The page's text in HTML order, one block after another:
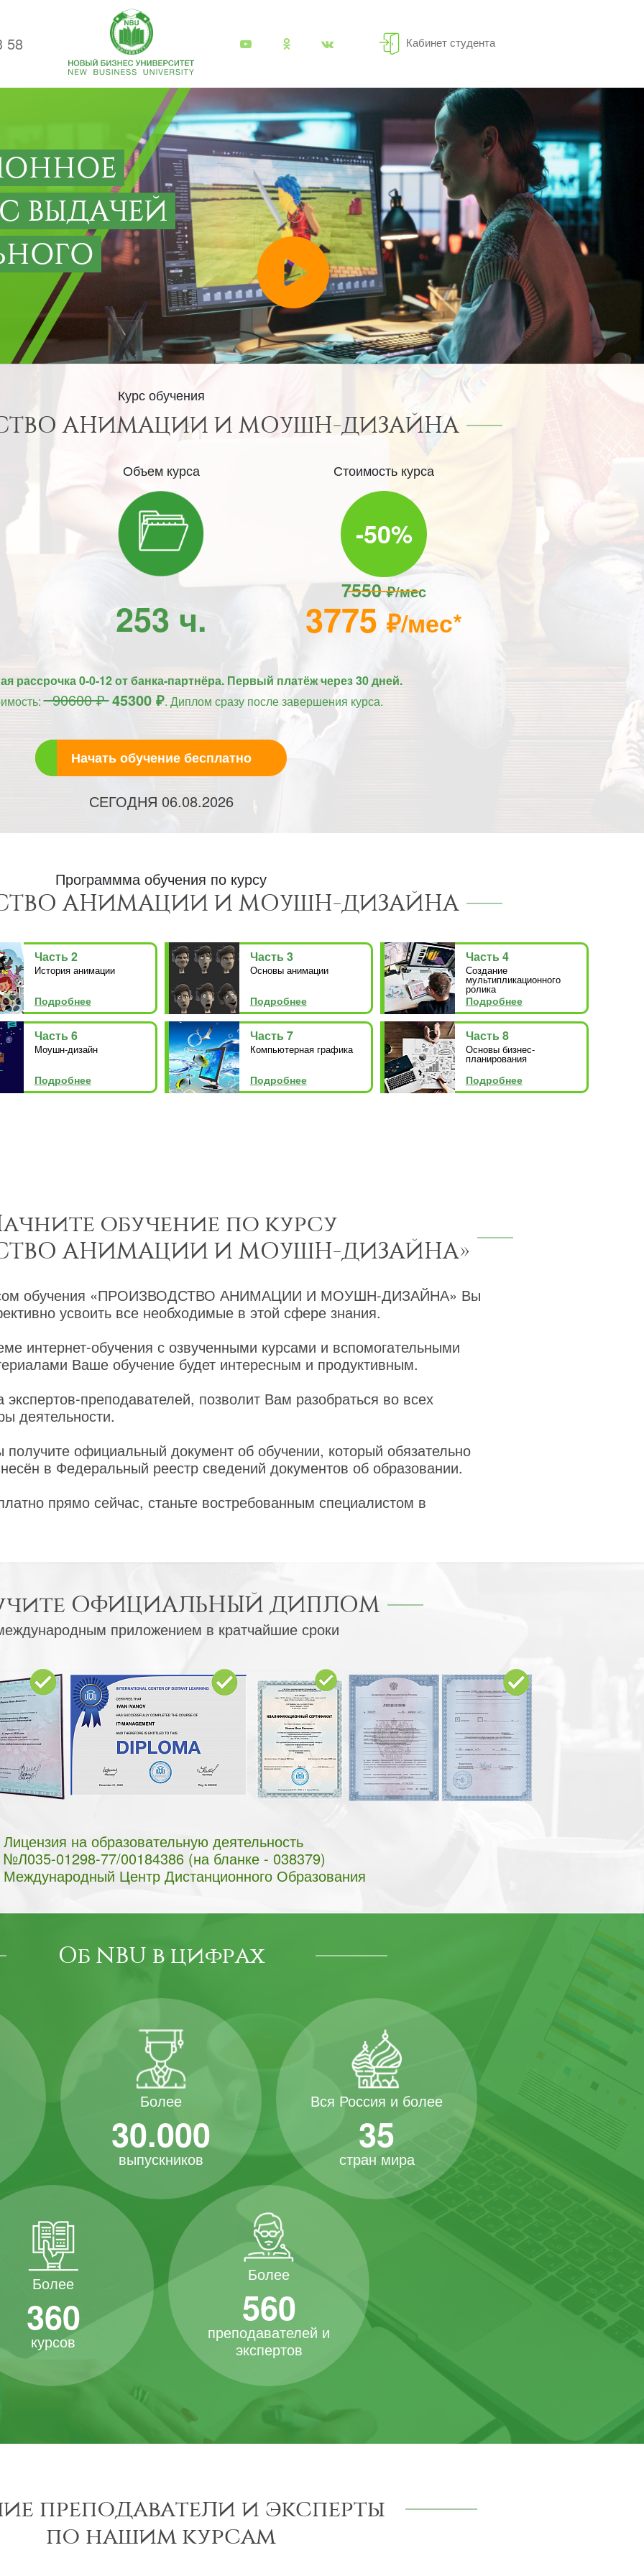
58 Кабинет студента
ВЫДАЧЕЙ
Курс обучения
АНИМАЦИИ И МОУШН-ДИЗАЙНА
Объем курса
253 ч.
Стоимость курса
-50%
7550₽/мес
3775₽/мес*
рассрочка 0-0-12 от банка-партнёра. Первый платёж через 30 дней.
90600 ₽45300 ₽. Диплом сразу после завершения курса.
Начать обучение бесплатно
СЕГОДНЯ 06.08.2026
Программма обучения по курсу
АНИМАЦИИ И МОУШН-ДИЗАЙНА
Часть 2
История анимации
Подробнее
Часть 3
Основы анимации
Подробнее
Часть 4
Создание
мультипликационного
ролика
Подробнее
Часть 6
Моушн-дизайн
Подробнее
Часть 7
Компьютерная графика
Подробнее
Часть 8
Основы бизнес-
планирования
Подробнее
обучение по курсу
АНИМАЦИИ И МОУШН-ДИЗАЙНА»
обучения «ПРОИЗВОДСТВО АНИМАЦИИ И МОУШН-ДИЗАЙНА» Вы
усвоить все необходимые в этой сфере знания.
интернет-обучения с озвученными курсами и вспомогательными
Ваше обучение будет интересным и продуктивным.
преподавателей, позволит Вам разобраться во всех
деятельности.
официальный документ об обучении, который обязательно
в Федеральный реестр сведений документов об образовании.
прямо сейчас, станьте востребованным специалистом в
ОФИЦИАЛЬНЫЙ ДИПЛОМ
приложением в кратчайшие сроки
Лицензия на образовательную деятельность
№Л035-01298-77/00184386 (на бланке - 038379)
Международный Центр Дистанционного Образования
Об NBU в цифрах
Более
30.000
выпускников
Вся Россия и более
35
стран мира
Более
360
курсов
Более
560
преподавателей и
экспертов
преподаватели и эксперты
по нашим курсам